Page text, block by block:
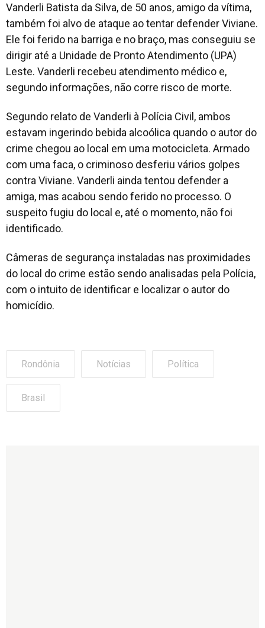
Vanderli Batista da Silva, de 50 anos, amigo da vítima,
também foi alvo de ataque ao tentar defender Viviane.
Ele foi ferido na barriga e no braço, mas conseguiu se
dirigir até a Unidade de Pronto Atendimento (UPA)
Leste. Vanderli recebeu atendimento médico e,
segundo informações, não corre risco de morte.
Segundo relato de Vanderli à Polícia Civil, ambos
estavam ingerindo bebida alcoólica quando o autor do
crime chegou ao local em uma motocicleta. Armado
com uma faca, o criminoso desferiu vários golpes
contra Viviane. Vanderli ainda tentou defender a
amiga, mas acabou sendo ferido no processo. O
suspeito fugiu do local e, até o momento, não foi
identificado.
Câmeras de segurança instaladas nas proximidades
do local do crime estão sendo analisadas pela Polícia,
com o intuito de identificar e localizar o autor do
homicídio.
Rondônia Notícias Política
Brasil